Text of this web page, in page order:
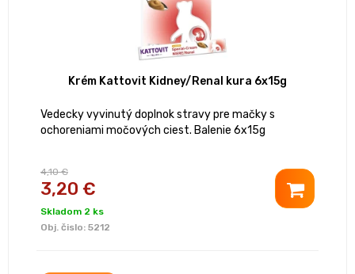
Krém Kattovit Kidney/Renal kura 6x15g
Vedecky vyvinutý doplnok stravy pre mačky s
ochoreniami močových ciest. Balenie 6x15g
4,10 €
3,20 €
Skladom 2 ks
Obj. čislo: 5212